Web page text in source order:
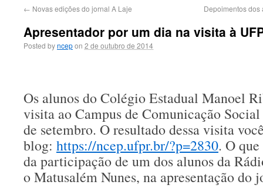
← Novas edições do jornal A Laje Depoimentos
Apresentador por um dia na visita à
Posted byncepon 2 de outubro de 2014
Os alunos do Colégio Estadual Manoel
visita ao Campus de Comunicação
de setembro. O resultado dessa visita
blog: https://ncep.ufpr.br/?p=2830. O
da participação de um dos alunos da
o Matusalém Nunes, na apresentação do